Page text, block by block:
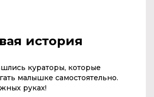
история
кураторы, которые
малышке самостоятельно.
руках!